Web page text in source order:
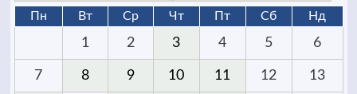
Пн Вт Ср Чт Пт Сб Нд
1 2 3 4 5 6
7 8 9 10 11 12 13